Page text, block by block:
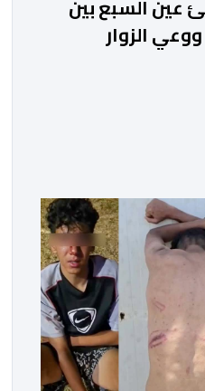
السبع بين
الزوار